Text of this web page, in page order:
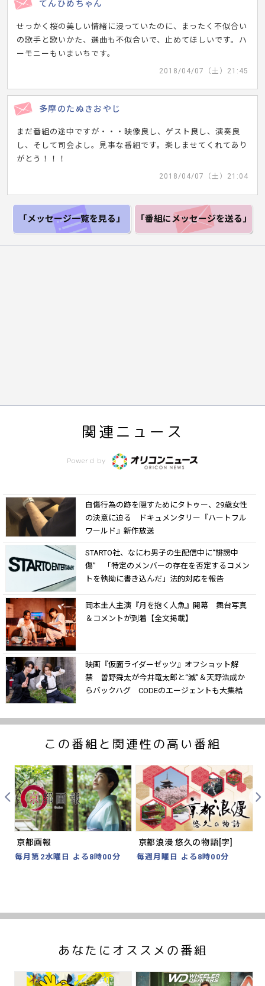
てんひめちゃん
せっかく桜の美しい情緒に浸っていたのに、まったく不似合い
の歌手と歌いかた、選曲も不似合いで、止めてほしいです。ハ
ーモニーもいまいちです。
2018/04/07（土）21:45
多摩のたぬきおやじ
まだ番組の途中ですが・・・映像良し、ゲスト良し、演奏良
し、そして司会よし。見事な番組です。楽しませてくれてあり
がとう！！！
2018/04/07（土）21:04
「メッセージ一覧を見る」 「番組にメッセージを送る」
関連ニュース
Powerd by
自傷行為の跡を隠すためにタトゥー、29歳女性
の決意に迫る ドキュメンタリー『ハートフル
ワールド』新作放送
STARTO社、なにわ男子の生配信中に“誹謗中
傷” 「特定のメンバーの存在を否定するコメン
トを執拗に書き込んだ」法的対応を報告
岡本圭人主演『月を抱く人魚』開幕 舞台写真
＆コメントが到着【全文掲載】
映画『仮面ライダーゼッツ』オフショット解
禁 曽野舜太が今井竜太郎と“滅”＆天野浩成か
らバックハグ CODEのエージェントも大集結
この番組と関連性の高い番組
京都画報
毎月第2水曜日 よる8時00分
京都浪漫 悠久の物語[字]
毎週月曜日 よる8時00分
あなたにオススメの番組